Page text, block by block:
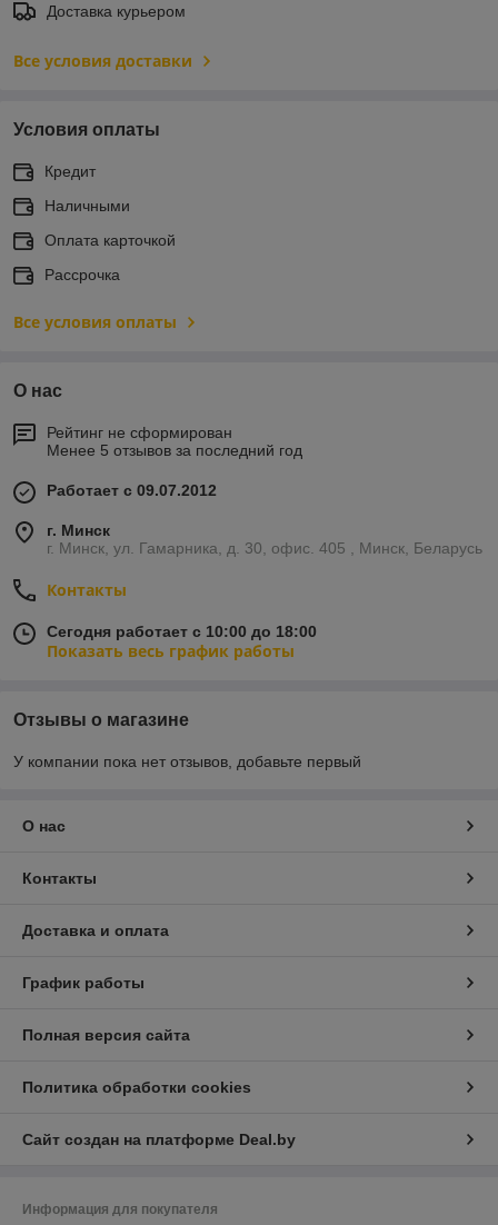
Доставка курьером
Все условия доставки
Условия оплаты
Кредит
Наличными
Оплата карточкой
Рассрочка
Все условия оплаты
О нас
Рейтинг не сформирован
Менее 5 отзывов за последний год
Работает с 09.07.2012
г. Минск
г. Минск, ул. Гамарника, д. 30, офис. 405 , Минск, Беларусь
Контакты
Сегодня работает с 10:00 до 18:00
Показать весь график работы
Отзывы о магазине
У компании пока нет отзывов, добавьте первый
О нас
Контакты
Доставка и оплата
График работы
Полная версия сайта
Политика обработки cookies
Сайт создан на платформе Deal.by
Информация для покупателя